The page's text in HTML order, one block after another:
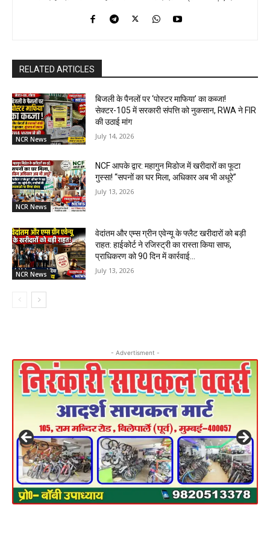
RELATED ARTICLES
NCR News
बिजली के पैनलों पर ‘पोस्टर माफिया’ का कब्जा!
सेक्टर-105 में सरकारी संपत्ति को नुकसान, RWA ने FIR
की उठाई मांग
July 14, 2026
NCR News
NCF आपके द्वार: महागुन मिडोज में खरीदारों का फूटा
गुस्सा! “सपनों का घर मिला, अधिकार अब भी अधूरे”
July 13, 2026
NCR News
वेदांतम और एम्स ग्रीन एवेन्यू के फ्लैट खरीदारों को बड़ी
राहत: हाईकोर्ट ने रजिस्ट्री का रास्ता किया साफ,
प्राधिकरण को 90 दिन में कार्रवाई...
July 13, 2026
- Advertisment -